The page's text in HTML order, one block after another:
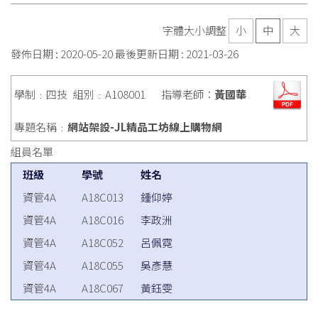
字體大小調整 小 中
大
發佈日期 : 2020-05-20最後更新日期 : 2021-03-26
學制﹕四技 組別﹕A108001 指導老師： 黃國華
專題名稱﹕ 網站架設-JL精品工坊線上購物網
組員名單
班級
學號
姓名
資管4A
A18C013
鍾仰婷
資管4A
A18C016
李政洲
資管4A
A18C052
呂佩霓
資管4A
A18C055
吳彥慧
資管4A
A18C067 黃鈺雯